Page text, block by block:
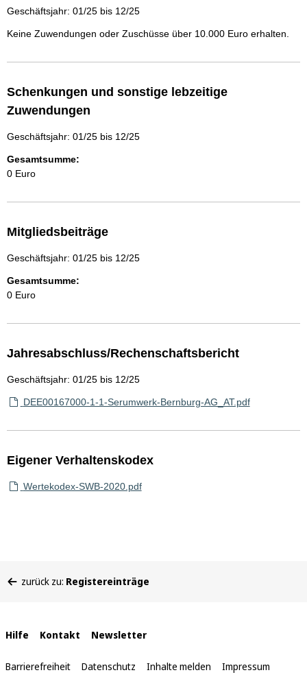
Geschäftsjahr: 01/25 bis 12/25
Keine Zuwendungen oder Zuschüsse über 10.000 Euro erhalten.
Schenkungen und sonstige lebzeitige
Zuwendungen
Geschäftsjahr: 01/25 bis 12/25
Gesamtsumme:
0 Euro
Mitgliedsbeiträge
Geschäftsjahr: 01/25 bis 12/25
Gesamtsumme:
0 Euro
Jahresabschluss/Rechenschaftsbericht
Geschäftsjahr: 01/25 bis 12/25
DEE00167000-1-1-Serumwerk-Bernburg-AG_AT.pdf
Eigener Verhaltenskodex
Wertekodex-SWB-2020.pdf
befinden
zurück zu: Registereinträge
Interne
Links
Hilfe Kontakt Newsletter
Barrierefreiheit Datenschutz Inhalte melden Impressum